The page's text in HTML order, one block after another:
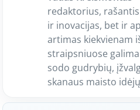
redaktorius,
ir inovacijas, bet ir
artimas kiekvienam
straipsniuose
sodo gudrybių,
skanaus maisto